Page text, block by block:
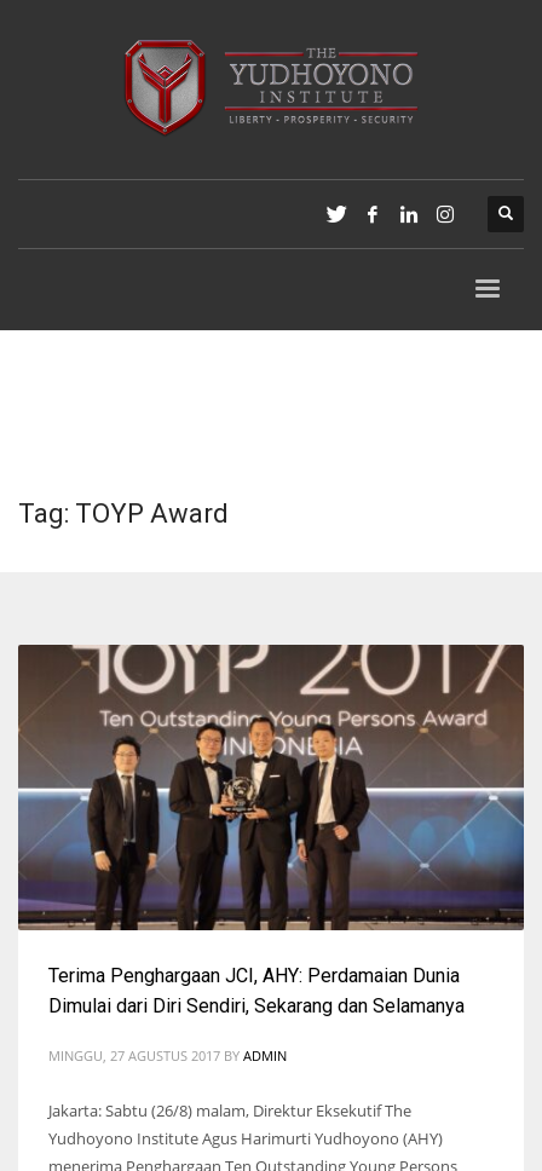
Tag: TOYP Award
Terima Penghargaan JCI, AHY: Perdamaian Dunia
Dimulai dari Diri Sendiri, Sekarang dan Selamanya
MINGGU, 27 AGUSTUS 2017 BY ADMIN
Jakarta: Sabtu (26/8) malam, Direktur Eksekutif The
Yudhoyono Institute Agus Harimurti Yudhoyono (AHY)
menerima Penghargaan Ten Outstanding Young Persons